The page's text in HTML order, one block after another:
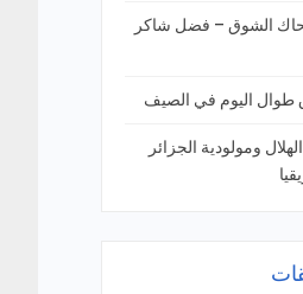
الشوق – فضل شاكر
طوال اليوم في الصيف
ومولودية الجزائر